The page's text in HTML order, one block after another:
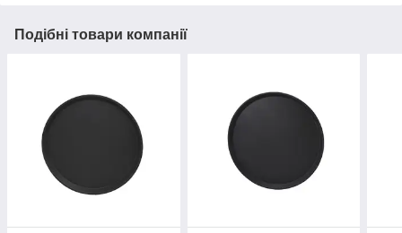
Подібні товари компанії